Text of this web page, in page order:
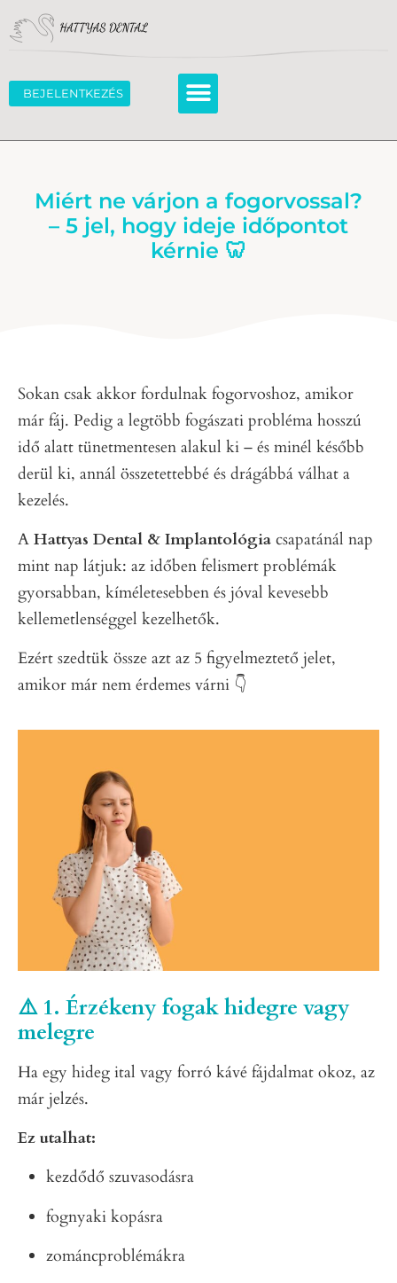
BEJELENTKEZÉS
Miért ne várjon a fogorvossal?
– 5 jel, hogy ideje időpontot
kérnie 🦷
Sokan csak akkor fordulnak fogorvoshoz, amikor
már fáj. Pedig a legtöbb fogászati probléma hosszú
idő alatt tünetmentesen alakul ki – és minél később
derül ki, annál összetettebbé és drágábbá válhat a
kezelés.
A Hattyas Dental & Implantológia csapatánál nap
mint nap látjuk: az időben felismert problémák
gyorsabban, kíméletesebben és jóval kevesebb
kellemetlenséggel kezelhetők.
Ezért szedtük össze azt az 5 figyelmeztető jelet,
amikor már nem érdemes várni 👇
⚠️ 1. Érzékeny fogak hidegre vagy
melegre
Ha egy hideg ital vagy forró kávé fájdalmat okoz, az
már jelzés.
Ez utalhat:
kezdődő szuvasodásra
fognyaki kopásra
zománcproblémákra